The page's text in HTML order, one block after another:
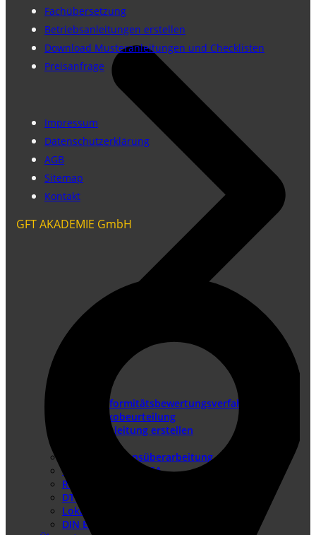
Konformitätsbewertungsverfahren
Risikobeurteilung
Betriebsanleitung erstellen
Doku-Check
Dokumentationsüberarbeitung
Produkthaftung USA
Redaktionssysteme
DTP-Dienste
Lokalisierung
DIN EN IEC/IEEE 82079-1
Fachübersetzung
Betriebsanleitungen erstellen
Download Musteranleitungen und Checklisten
Preisanfrage
Impressum
Datenschutzerklärung
AGB
Sitemap
Kontakt
GFT AKADEMIE GmbH